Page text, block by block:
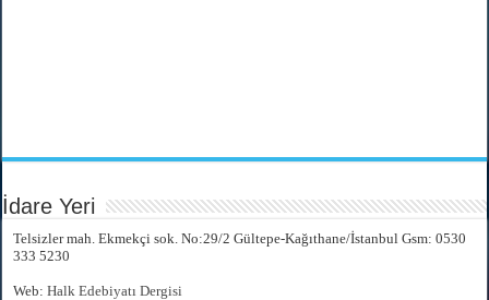
İdare Yeri
Telsizler mah. Ekmekçi sok. No:29/2 Gültepe-Kağıthane/İstanbul Gsm: 0530
333 5230
Web:Halk Edebiyatı Dergisi